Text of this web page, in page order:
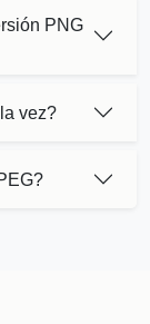
PNG
vez?